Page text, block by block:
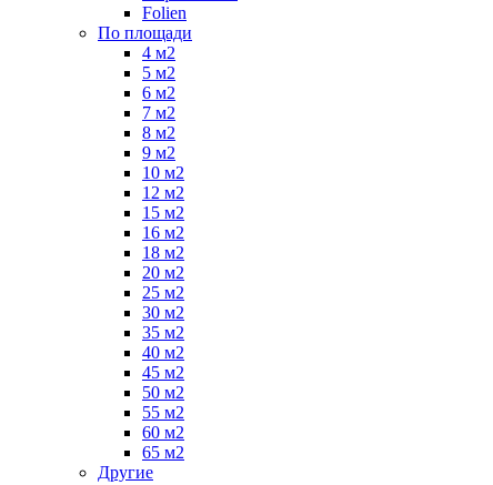
Folien
По площади
4 м2
5 м2
6 м2
7 м2
8 м2
9 м2
10 м2
12 м2
15 м2
16 м2
18 м2
20 м2
25 м2
30 м2
35 м2
40 м2
45 м2
50 м2
55 м2
60 м2
65 м2
Другие